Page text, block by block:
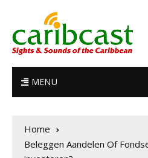
MENU
Home
Beleggen Aandelen Of